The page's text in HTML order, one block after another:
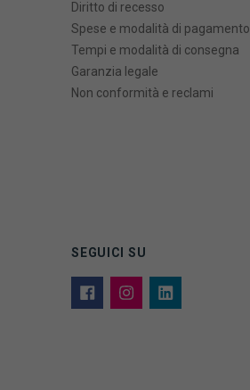
Diritto di recesso
Spese e modalità di pagamento
Tempi e modalità di consegna
Garanzia legale
Non conformità e reclami
SEGUICI SU